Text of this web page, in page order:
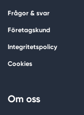
Frågor & svar
Företagskund
Integritetspolicy
Cookies
Om oss